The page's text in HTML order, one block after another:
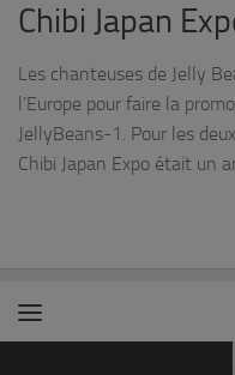
Chibi Japan
Les chanteuses de Jelly
l’Europe pour faire la
JellyBeans-1. Pour les
Chibi Japan Expo était un